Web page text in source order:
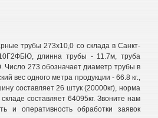
трубы 273х10,0 со склада в Санкт-
длинна трубы - 11.7м, труба
Число 273 обозначает диаметр трубы в
вес одного метра продукции - 66.8 кг.,
составляет 26 штук (20000кг), норма
составляет 64095кг. Звоните нам
и оперативность обработки заявок